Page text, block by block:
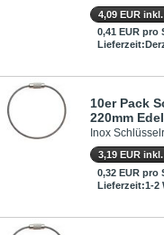
4,09 EUR
0,41 EUR pro
10er Pack
220mm
Inox
3,19 EUR
0,32 EUR pro
Lieferzeit:1-2